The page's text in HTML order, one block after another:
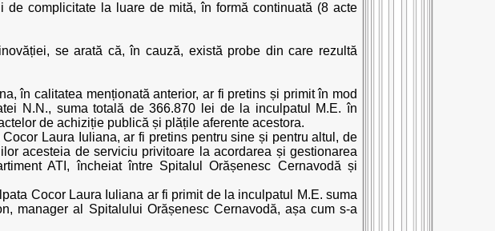
complicitate la luare de mită, în formă continuată (8 acte
se arată că, în cauză, există probe din care rezultă
în calitatea menționată anterior, ar fi pretins și primit în mod
N.N., suma totală de 366.870 lei de la inculpatul M.E. în
de achiziție publică și plățile aferente acestora.
Laura Iuliana, ar fi pretins pentru sine și pentru altul, de
acesteia de serviciu privitoare la acordarea și gestionarea
ATI, încheiat între Spitalul Orășenesc Cernavodă și
Cocor Laura Iuliana ar fi primit de la inculpatul M.E. suma
manager al Spitalului Orășenesc Cernavodă, așa cum s-a